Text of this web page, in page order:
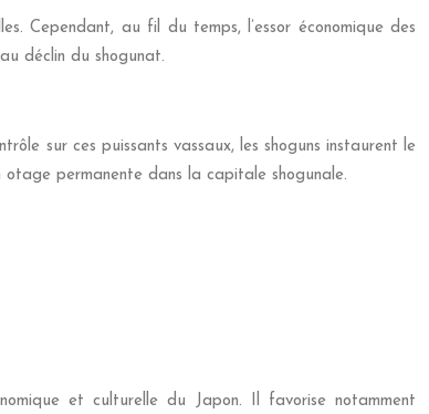
Cependant, au fil du temps, l’essor économique des
déclin du shogunat.
sur ces puissants vassaux, les shoguns instaurent le
permanente dans la capitale shogunale.
et culturelle du Japon. Il favorise notamment